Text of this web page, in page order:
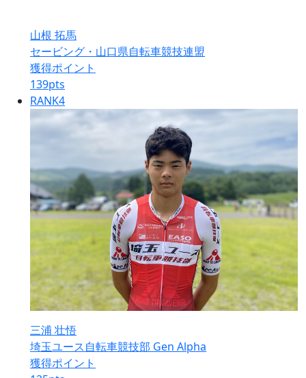
山根 拓馬
セービング・山口県自転車競技連盟
獲得ポイント
139pts
RANK4
三浦 壮悟
埼玉ユース自転車競技部 Gen Alpha
獲得ポイント